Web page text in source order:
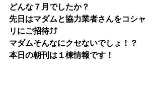
どんな７月でしたか？
先日はマダムと協力業者さんをコシャ
リにご招待⤴⤴
マダムそんなにクセないでしょ！？
本日の朝刊は１棟情報です！